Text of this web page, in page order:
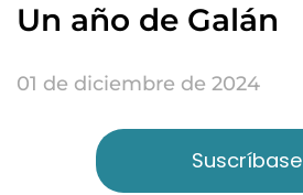
Un año de Galán
01 de diciembre de 2024
Suscríbase